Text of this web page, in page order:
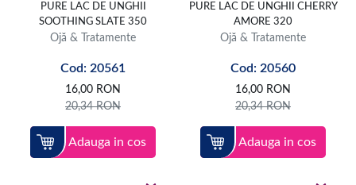
PURE LAC DE UNGHII
SOOTHING SLATE 350
Ojă & Tratamente
Cod: 20561
16,00 RON
20,34RON
Adauga in cos
PURE LAC DE UNGHII CHERRY
AMORE 320
Ojă & Tratamente
Cod: 20560
16,00 RON
20,34RON
Adauga in cos